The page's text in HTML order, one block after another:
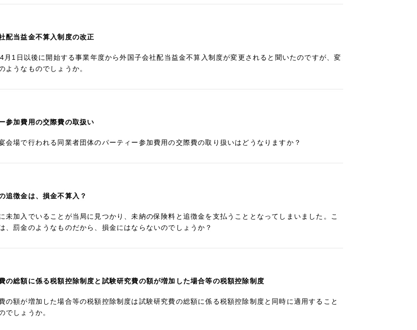
配当益金不算入制度の改正
月1日以後に開始する事業年度から外国子会社配当益金不算入制度が変更されると聞いたのですが、変
ようなものでしょうか。
参加費用の交際費の取扱い
会場で行われる同業者団体のパーティー参加費用の交際費の取り扱いはどうなりますか？
追徴金は、損金不算入？
未加入でいることが当局に見つかり、未納の保険料と追徴金を支払うこととなってしまいました。こ
、罰金のようなものだから、損金にはならないのでしょうか？
の総額に係る税額控除制度と試験研究費の額が増加した場合等の税額控除制度
の額が増加した場合等の税額控除制度は試験研究費の総額に係る税額控除制度と同時に適用すること
でしょうか。